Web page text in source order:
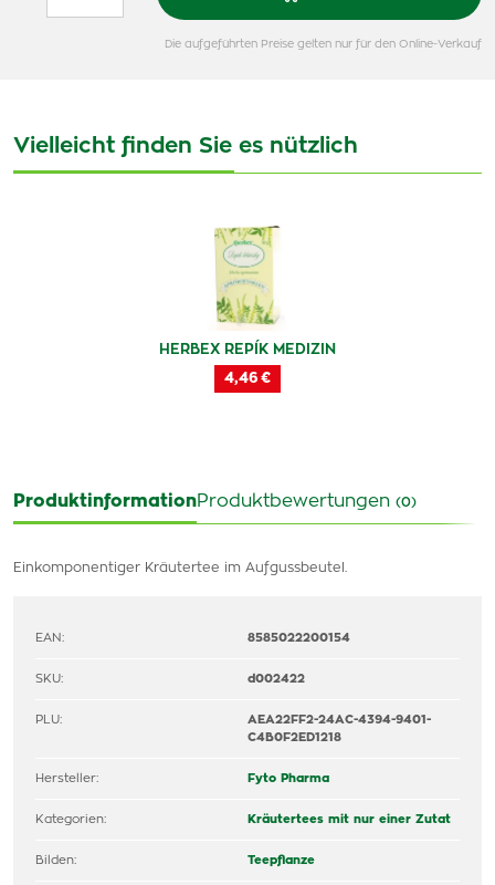
Die aufgeführten Preise gelten nur für den Online-Verkauf
Vielleicht finden Sie es nützlich
HERBEX REPÍK MEDIZIN
4,46 €
ProduktinformationProduktbewertungen (0)
Einkomponentiger Kräutertee im Aufgussbeutel.
EAN: 8585022200154
SKU: d002422
PLU:
AEA22FF2-24AC-4394-9401-
C4B0F2ED1218
Hersteller: Fyto Pharma
Kategorien: Kräutertees mit nur einer Zutat
Bilden: Teepflanze